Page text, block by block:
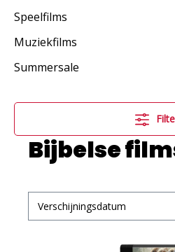
Speelfilms
Muziekfilms
Summersale
Bijbelse